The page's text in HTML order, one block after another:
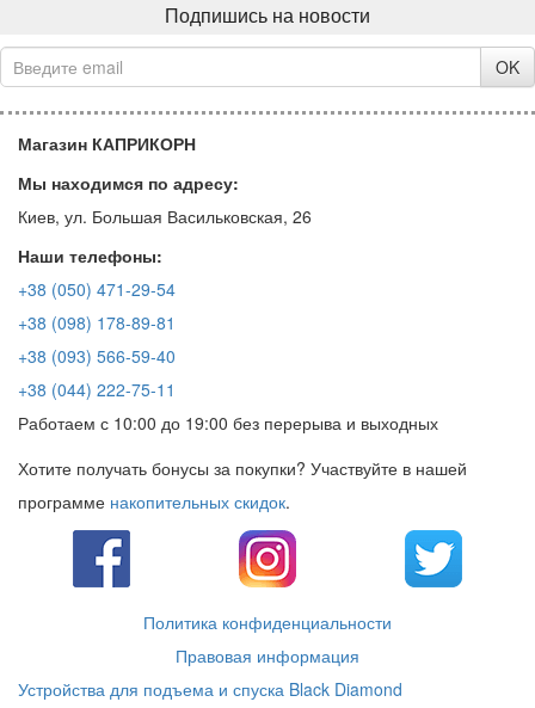
Подпишись на новости
OK
Магазин КАПРИКОРН
Мы находимся по адресу:
Киев, ул. Большая Васильковская, 26
Наши телефоны:
+38 (050) 471-29-54
+38 (098) 178-89-81
+38 (093) 566-59-40
+38 (044) 222-75-11
Работаем с 10:00 до 19:00 без перерыва и выходных
Хотите получать бонусы за покупки? Участвуйте в нашей
программе накопительных скидок.
Политика конфиденциальности
Правовая информация
Устройства для подъема и спуска Black Diamond